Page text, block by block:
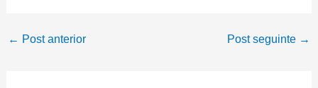
← Post anterior Post seguinte →